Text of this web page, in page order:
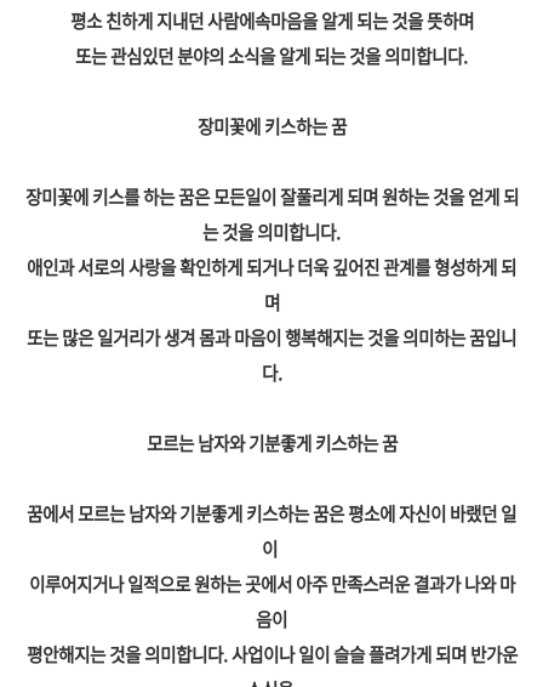
평소 친하게 지내던 사람에속마음을 알게 되는 것을 뜻하며
또는 관심있던 분야의 소식을 알게 되는 것을 의미합니다.
장미꽃에 키스하는 꿈
장미꽃에 키스를 하는 꿈은 모든일이 잘풀리게 되며 원하는 것을 얻게 되
는 것을 의미합니다.
애인과 서로의 사랑을 확인하게 되거나 더욱 깊어진 관계를 형성하게 되
며
또는 많은 일거리가 생겨 몸과 마음이 행복해지는 것을 의미하는 꿈입니
다.
모르는 남자와 기분좋게 키스하는 꿈
꿈에서 모르는 남자와 기분좋게 키스하는 꿈은 평소에 자신이 바랬던 일
이
이루어지거나 일적으로 원하는 곳에서 아주 만족스러운 결과가 나와 마
음이
평안해지는 것을 의미합니다. 사업이나 일이 슬슬 플려가게 되며 반가운